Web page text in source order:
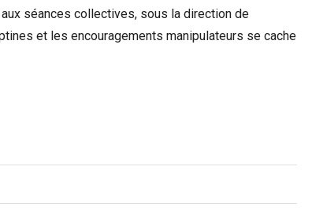
séances collectives, sous la direction de
et les encouragements manipulateurs se cache